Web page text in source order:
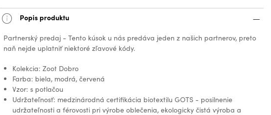
Popis produktu
Partnerský predaj - Tento kúsok u nás predáva jeden z našich partnerov, preto
naň nejde uplatniť niektoré zľavové kódy.
Kolekcia: Zoot Dobro
Farba: biela, modrá, červená
Vzor: s potlačou
Udržateľnosť: medzinárodná certifikácia biotextilu GOTS - posilnenie
udržateľnosti a férovosti pri výrobe oblečenia, ekologicky čistá výroba a